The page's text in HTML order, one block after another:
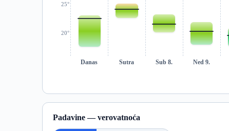
20°
25°
Danas Sutra Sub 8. Ned 9.
Padavine — verovatnoća